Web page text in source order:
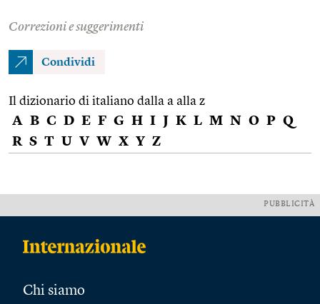
Correzioni e suggerimenti
Condividi
Il dizionario di italiano dalla a alla z
A B C D E F G H I J K L M N O P Q
R S T U V W X Y Z
PUBBLICITÀ
Chi siamo